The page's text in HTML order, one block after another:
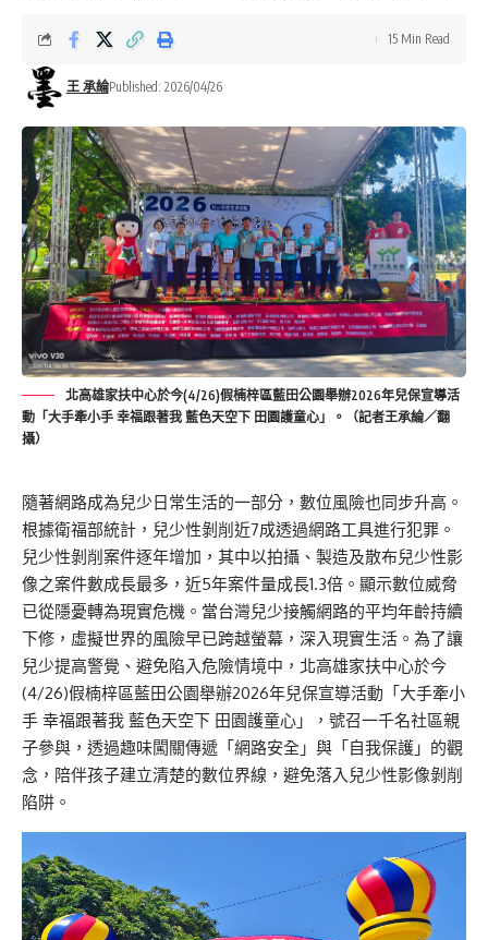
王 承綸Published: 2026/04/26
15 Min Read
北高雄家扶中心於今(4/26)假楠梓區藍田公園舉辦2026年兒保宣導活
動「大手牽小手 幸福跟著我 藍色天空下 田園護童心」。（記者王承綸／翻
攝）
隨著網路成為兒少日常生活的一部分，數位風險也同步升高。
根據衛福部統計， 兒少性剝 削近7成透過網路工具進行犯罪。
兒少性剝削案件逐年增加，其中以拍攝、製造及散布兒少性影
像之案件數成長最多 ，近5年案件量成長1.3倍。 顯示數位威脅
已從隱憂轉為現實危機。 當台灣兒少接觸網路的平均年齡持續
下修，虛擬世界的風險早已跨越螢幕，深入現實生活。 為了讓
兒少提高警覺、避免陷入危險情境中 ，北高雄家扶中心於今
(4/26)假楠梓區藍田公園舉辦2026年兒保宣導活動「大手牽小
手 幸福跟著我 藍色天空下 田園護童心」，號召一千名社區親
子參與，透過趣味闖關傳遞「網路安全」與「自我保護」的觀
念 ， 陪伴孩子建立清楚的數位界線，避免落入 兒少性影像剝削
陷阱。